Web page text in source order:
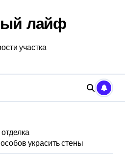
лайф
участка
украсить стены